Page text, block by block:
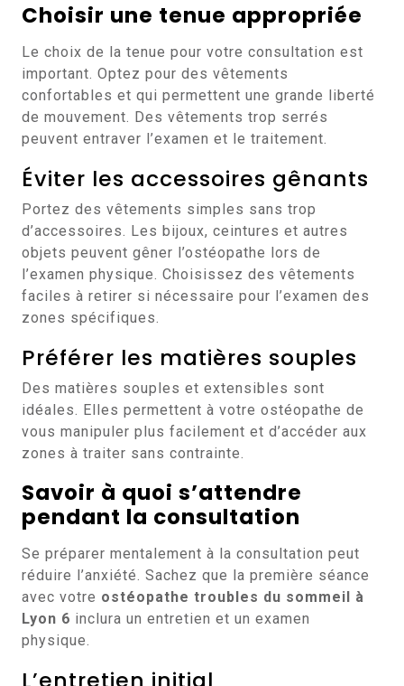
Choisir une tenue appropriée
Le choix de la tenue pour votre consultation est
important. Optez pour des vêtements
confortables et qui permettent une grande liberté
de mouvement. Des vêtements trop serrés
peuvent entraver l’examen et le traitement.
Éviter les accessoires gênants
Portez des vêtements simples sans trop
d’accessoires. Les bijoux, ceintures et autres
objets peuvent gêner l’ostéopathe lors de
l’examen physique. Choisissez des vêtements
faciles à retirer si nécessaire pour l’examen des
zones spécifiques.
Préférer les matières souples
Des matières souples et extensibles sont
idéales. Elles permettent à votre ostéopathe de
vous manipuler plus facilement et d’accéder aux
zones à traiter sans contrainte.
Savoir à quoi s’attendre
pendant la consultation
Se préparer mentalement à la consultation peut
réduire l’anxiété. Sachez que la première séance
avec votre ostéopathe troubles du sommeil à
Lyon 6 inclura un entretien et un examen
physique.